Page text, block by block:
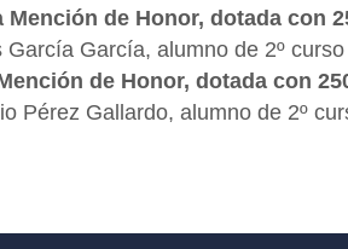
Mención de Honor, dotada con
García García, alumno de 2º
de Honor, dotada con
Pérez Gallardo, alumno de 2º